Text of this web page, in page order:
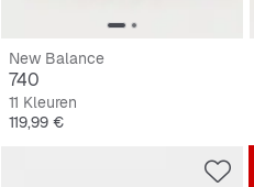
New Balance
740
11 Kleuren
Prijs
119,99 €